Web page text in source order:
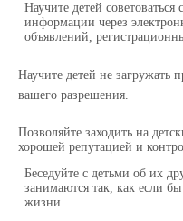
Научите детей
информации через
объявлений,
Научите детей не загружать
вашего разрешения.
Позволяйте заходить на
хорошей репутацией и
Беседуйте с детьми об их
занимаются так, как если бы
жизни.